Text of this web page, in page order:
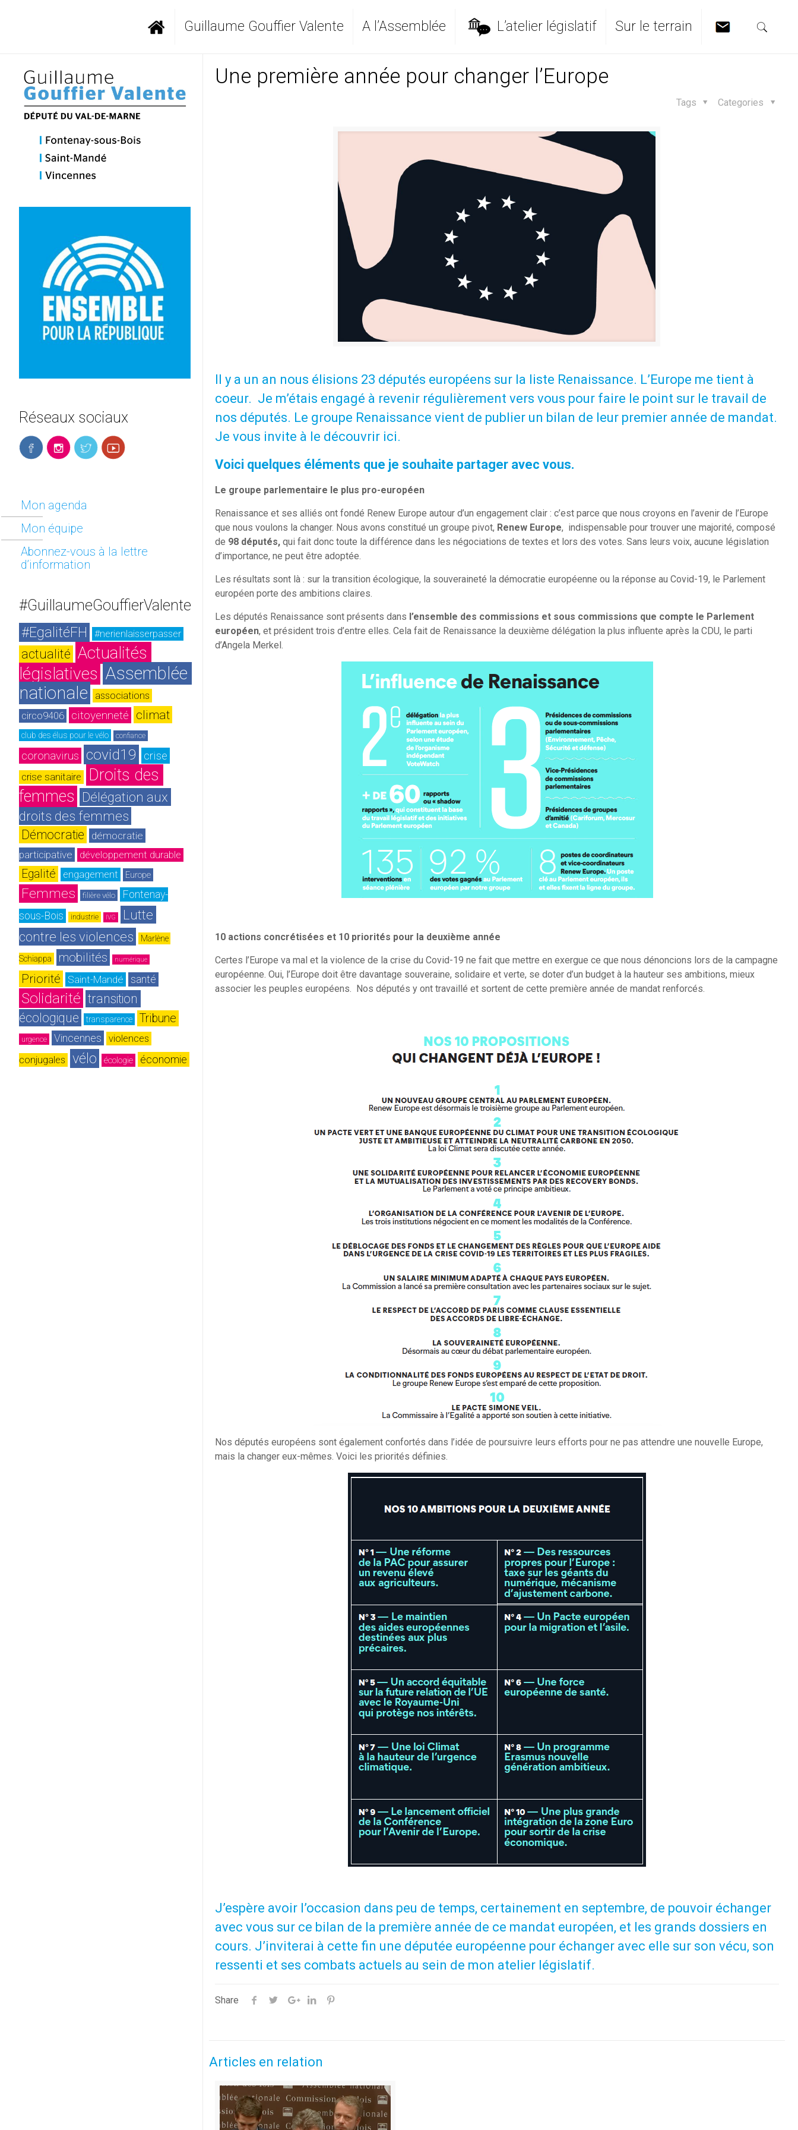
Guillaume Gouffier Valente A l’Assemblée L’atelier législatif Sur le terrain
Une première année pour changer l’Europe
Categories
Tags
Il y a un an nous élisions 23 députés européens sur la liste Renaissance. L’Europe me tient à
coeur. Je m’étais engagé à revenir régulièrement vers vous pour faire le point sur le travail de
nos députés. Le groupe Renaissance vient de publier un bilan de leur premier année de mandat.
Je vous invite à le découvrir ici.
Voici quelques éléments que je souhaite partager avec vous.
Le groupe parlementaire le plus pro-européen
Renaissance et ses alliés ont fondé Renew Europe autour d’un engagement clair : c’est parce que nous croyons en l’avenir de l’Europe
que nous voulons la changer. Nous avons constitué un groupe pivot, Renew Europe, indispensable pour trouver une majorité, composé
de 98 députés,qui fait donc toute la différence dans les négociations de textes et lors des votes. Sans leurs voix, aucune législation
d’importance, ne peut être adoptée.
Les résultats sont là : sur la transition écologique, la souveraineté la démocratie européenne ou la réponse au Covid-19, le Parlement
européen porte des ambitions claires.
Les députés Renaissance sont présents dans l’ensemble des commissions et sous commissions que compte le Parlement
européen, et président trois d’entre elles. Cela fait de Renaissance la deuxième délégation la plus influente après la CDU, le parti
d’Angela Merkel.
10 actions concrétisées et 10 priorités pour la deuxième année
Certes l’Europe va mal et la violence de la crise du Covid-19 ne fait que mettre en exergue ce que nous dénoncions lors de la campagne
européenne. Oui, l’Europe doit être davantage souveraine, solidaire et verte, se doter d’un budget à la hauteur ses ambitions, mieux
associer les peuples européens. Nos députés y ont travaillé et sortent de cette première année de mandat renforcés.
Nos députés européens sont également confortés dans l’idée de poursuivre leurs efforts pour ne pas attendre une nouvelle Europe,
mais la changer eux-mêmes. Voici les priorités définies.
J’espère avoir l’occasion dans peu de temps, certainement en septembre, de pouvoir échanger
avec vous sur ce bilan de la première année de ce mandat européen, et les grands dossiers en
cours. J’inviterai à cette fin une députée européenne pour échanger avec elle sur son vécu, son
ressenti et ses combats actuels au sein de mon atelier législatif.
Share
Articles en relation
Réseaux sociaux
Mon agenda
Mon équipe
Abonnez-vous à la lettre
d’information
#GuillaumeGouffierValente
#EgalitéFH #nerienlaisserpasser
actualité Actualités
législatives Assemblée
nationale
associations
circo9406
citoyenneté climat
club des élus pour le vélo confiance
coronavirus covid19 crise
crise sanitaire
Droits des
femmes
Délégation aux
droits des femmes
Démocratie
démocratie
participative
développement durable
Egalité engagement Europe
Femmes filière vélo
Fontenay-
sous-Bois
industrie IVG
Lutte
contre les violences
Marlène
Schiappa mobilités numérique
Priorité Saint-Mandé santé
Solidarité transition
écologique
transparence Tribune
urgence Vincennes
violences
conjugales
vélo écologie économie